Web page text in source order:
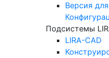
Версия
Подсистемы
LIRA-CAD